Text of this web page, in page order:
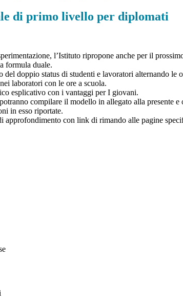
di primo livello per diplomati
l’Istituto ripropone anche per il
formula duale.
doppio status di studenti e lavoratori alternando le
laboratori con le ore a scuola.
esplicativo con i vantaggi per I giovani.
compilare il modello in allegato alla presente e
in esso riportate.
approfondimento con link di rimando alle pagine